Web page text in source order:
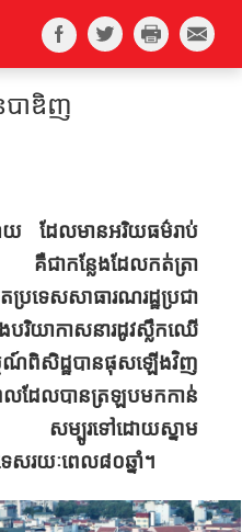
បាឌិញ
ដែល​មានអរិយធម៌រាប់
ា​កន្លែង​​ដែល​កត់ត្រា​
រទេស​សាធារណរដ្ឋ​ប្រជា
រិយាកាសនា​រដូវស្លឹកឈើ
មណ៍​ពិសិដ្ឋ​បាន​ផុស​ឡើងវិញ​
ែលបាន​​ត្រឡបមកកាន់​
ម្បូរទៅដោយស្នាម
ទេស​រយៈពេល៨០​ឆ្នាំ។